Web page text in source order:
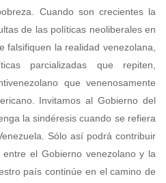
Cuando son crecientes la
de las políticas neoliberales en
falsifiquen la realidad venezolana,
parcializadas que repiten,
que venenosamente
Invitamos al Gobierno del
la sindéresis cuando se refiera
Sólo así podrá contribuir
el Gobierno venezolano y la
país continúe en el camino de